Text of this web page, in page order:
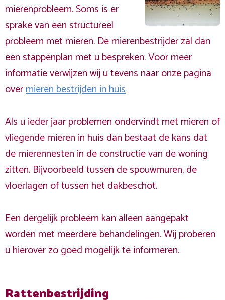
mierenprobleem. Soms is er
sprake van een structureel
probleem met mieren. De mierenbestrijder zal dan
een stappenplan met u bespreken. Voor meer
informatie verwijzen wij u tevens naar onze pagina
overmieren bestrijden in huis
Als u ieder jaar problemen ondervindt met mieren of
vliegende mieren in huis dan bestaat de kans dat
de mierennesten in de constructie van de woning
zitten. Bijvoorbeeld tussen de spouwmuren, de
vloerlagen of tussen het dakbeschot.
Een dergelijk probleem kan alleen aangepakt
worden met meerdere behandelingen. Wij proberen
u hierover zo goed mogelijk te informeren.
Rattenbestrijding